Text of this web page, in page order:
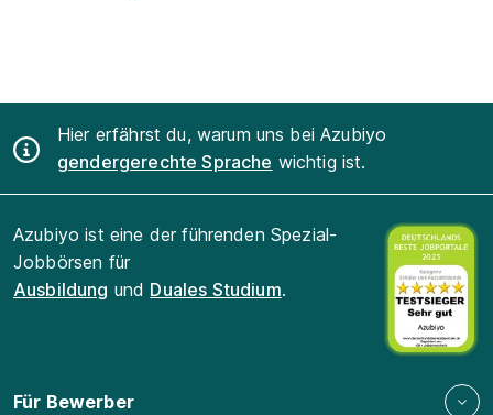
Hier erfährst du, warum uns bei Azubiyo
gendergerechte Sprache wichtig ist.
Azubiyo ist eine der führenden Spezial-
Jobbörsen für
Ausbildung und Duales Studium.
Für Bewerber